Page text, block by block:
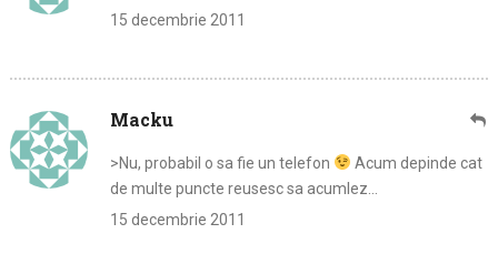
15 decembrie 2011
Macku
>Nu, probabil o sa fie un telefon
Acum depinde cat
de multe puncte reusesc sa acumlez…
15 decembrie 2011